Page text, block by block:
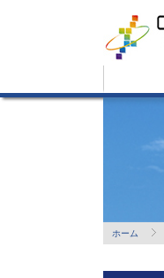
ホーム